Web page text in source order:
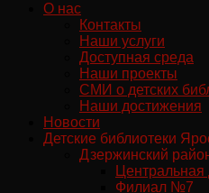
О нас
Контакты
Наши услуги
Доступная среда
Наши проекты
СМИ о детских
Наши достижения
Новости
Детские библиотеки
Дзержинский
Центральная
Филиал №7